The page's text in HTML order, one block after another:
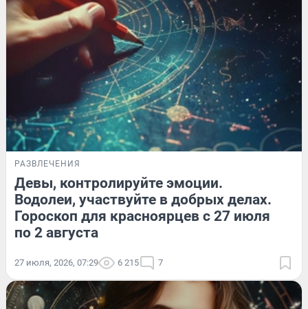
РАЗВЛЕЧЕНИЯ
Девы, контролируйте эмоции.
Водолеи, участвуйте в добрых делах.
Гороскоп для красноярцев с 27 июля
по 2 августа
27 июля, 2026, 07:29 6 215 7